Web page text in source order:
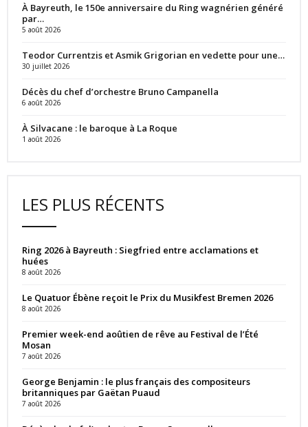
À Bayreuth, le 150e anniversaire du Ring wagnérien généré
par…
5 août 2026
Teodor Currentzis et Asmik Grigorian en vedette pour une…
30 juillet 2026
Décès du chef d’orchestre Bruno Campanella
6 août 2026
À Silvacane : le baroque à La Roque
1 août 2026
LES PLUS RÉCENTS
Ring 2026 à Bayreuth : Siegfried entre acclamations et
huées
8 août 2026
Le Quatuor Ébène reçoit le Prix du Musikfest Bremen 2026
8 août 2026
Premier week-end aoûtien de rêve au Festival de l’Été
Mosan
7 août 2026
George Benjamin : le plus français des compositeurs
britanniques par Gaëtan Puaud
7 août 2026